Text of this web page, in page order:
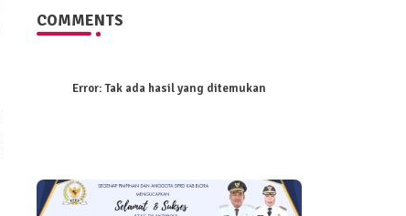
COMMENTS
Error:Tak ada hasil yang ditemukan